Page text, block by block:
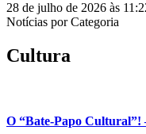
28 de julho de 2026 às
Notícias por Categoria
Cultura
O “Bate-Papo Cultural”!